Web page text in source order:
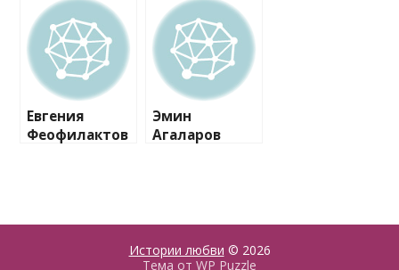
красную
дорожку с
новой
возлюбленно
й и сыном
Роналду
сыграет
свадьбу
следующим
летом
Евгения
Феофилактов
будут жить в
одном отеле с
Эмин
Агаларов
своей
избранницей
Истории любви © 2026
Тема от WP Puzzle